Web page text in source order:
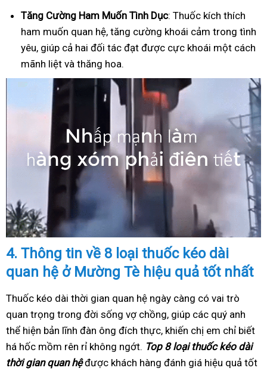
Tăng Cường Ham Muốn Tình Dục: Thuốc kích thích
ham muốn quan hệ, tăng cường khoái cảm trong tình
yêu, giúp cả hai đối tác đạt được cực khoái một cách
mãnh liệt và thăng hoa.
4. Thông tin về 8 loại thuốc kéo dài
quan hệ ở Mường Tè hiệu quả tốt nhất
Thuốc kéo dài thời gian quan hệ ngày càng có vai trò
quan trọng trong đời sống vợ chồng, giúp các quý anh
thể hiện bản lĩnh đàn ông đích thực, khiến chị em chỉ biết
há hốc mồm rên rỉ không ngớt. Top 8 loại thuốc kéo dài
thời gian quan hệđược khách hàng đánh giá hiệu quả tốt